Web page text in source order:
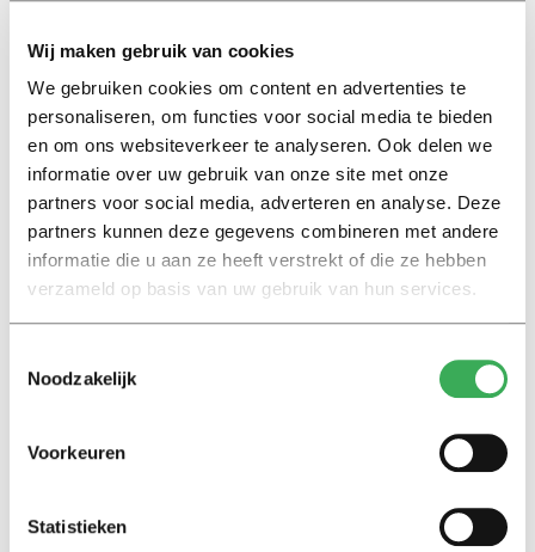
Wij maken gebruik van cookies
We gebruiken cookies om content en advertenties te
personaliseren, om functies voor social media te bieden
en om ons websiteverkeer te analyseren. Ook delen we
informatie over uw gebruik van onze site met onze
partners voor social media, adverteren en analyse. Deze
partners kunnen deze gegevens combineren met andere
informatie die u aan ze heeft verstrekt of die ze hebben
verzameld op basis van uw gebruik van hun services.
Noodzakelijk
Voorkeuren
Statistieken
Interview
Marion Koopmans over online
bedreigingen en desinformatie:
‘Wetenschappers, kom die
ivoren toren uit’
Hunger Game: ‘Ik schrok, we
kregen er een paar miljoen
slaapmiddelen: zo komen